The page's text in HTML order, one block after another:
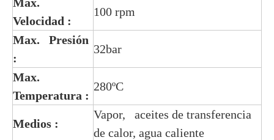
Velocidad :
100 rpm
Max. Presión
:
32bar
Max.
Temperatura :
280ºC
Medios :
Vapor, aceites de transferencia
de calor, agua caliente